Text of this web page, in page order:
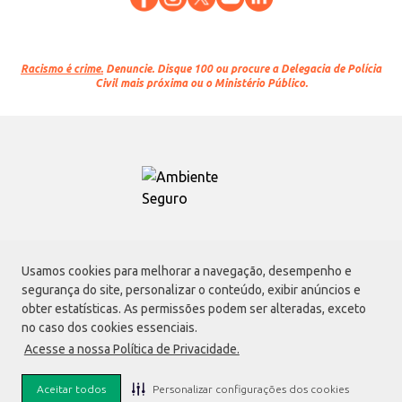
Usamos cookies para melhorar a navegação, desempenho e
segurança do site, personalizar o conteúdo, exibir anúncios e
obter estatísticas. As permissões podem ser alteradas, exceto
no caso dos cookies essenciais.
Acesse a nossa Política de Privacidade.
Aceitar todos Personalizar configurações dos cookies
Racismo é crime. Denuncie. Disque 100 ou procure a Delegacia de Polícia
Civil mais próxima ou o Ministério Público.
Atacadão S.A.
Avenida Morvan Dias de Figueiredo, 6169, Vila Maria, São Paulo - SP | CEP
02170-901 | CNPJ: 75.315.333/0001-09
Envio de documentos administrativos e jurídicos:
02170-901
faleconosco@atacadao.com.br